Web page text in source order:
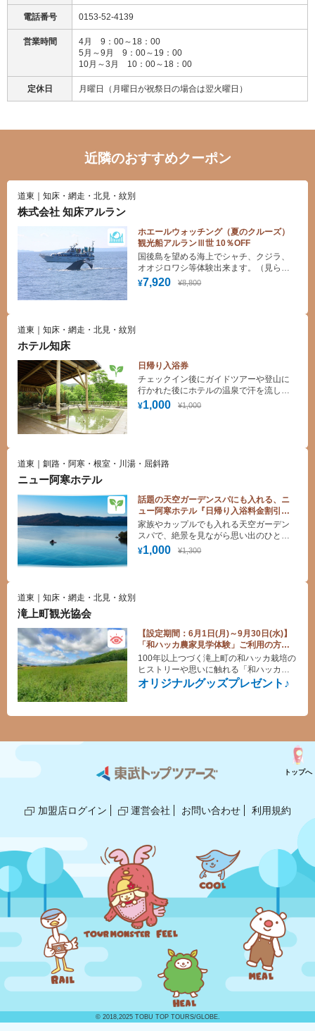
電話番号 0153-52-4139
営業時間
4月 9：00～18：00
5月～9月 9：00～19：00
10月～3月 10：00～18：00
定休日 月曜日（月曜日が祝祭日の場合は翌火曜日）
近隣のおすすめクーポン
道東｜知床・網走・北見・紋別
株式会社 知床アルラン
ホエールウォッチング（夏のクルーズ）
観光船アルランⅢ世 10％OFF
¥7,920 ¥8,800
国後島を望める海上でシャチ、クジラ、
オオジロワシ等体験出来ます。（見られ
る動物は季節によって異なります。）
道東｜知床・網走・北見・紋別
ホテル知床
日帰り入浴券
¥1,000 ¥1,000
チェックイン後にガイドツアーや登山に
行かれた後にホテルの温泉で汗を流して
さっぱりしてください！
道東｜釧路・阿寒・根室・川湯・屈斜路
ニュー阿寒ホテル
話題の天空ガーデンスパにも入れる、ニ
ュー阿寒ホテル『日帰り入浴料金割引ク
ーポン』
¥1,000 ¥1,300
家族やカップルでも入れる天空ガーデン
スパで、絶景を見ながら思い出のひと時
をお楽しみください！
道東｜知床・網走・北見・紋別
滝上町観光協会
【設定期間：6月1日(月)～9月30日(水)】
「和ハッカ農家見学体験」ご利用の方に
オリジナルグッズプレゼント♪
オリジナルグッズプレゼント♪
100年以上つづく滝上町の和ハッカ栽培の
ヒストリーや思いに触れる「和ハッカ農
家見学体験」。ここでしか感じる事の出
加盟店ログイン 運営会社 お問い合わせ 利用規約
トップへ
© 2018,2025 TOBU TOP TOURS/GLOBE.